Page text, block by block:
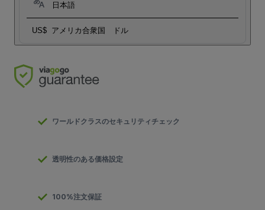
日本語
US$ アメリカ合衆国 ドル
ワールドクラスのセキュリティチェック
透明性のある価格設定
100%注文保証